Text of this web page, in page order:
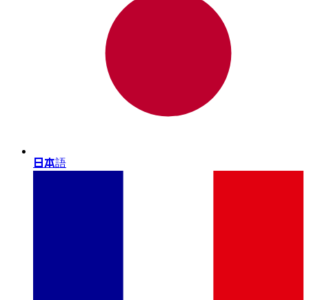
日本語